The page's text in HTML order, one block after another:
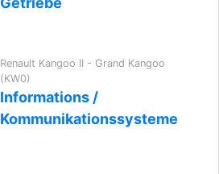
Renault Kangoo II - Grand Kangoo
(KW0)
Informations /
Kommunikationssysteme